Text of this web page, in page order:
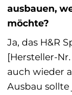
ausbauen,
möchte?
Ja, das H&R
[Hersteller-
auch wieder
Ausbau